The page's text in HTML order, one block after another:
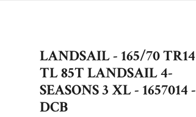
LANDSAIL - 165/70 TR14
TL 85T LANDSAIL 4-
SEASONS 3 XL - 1657014 -
DCB